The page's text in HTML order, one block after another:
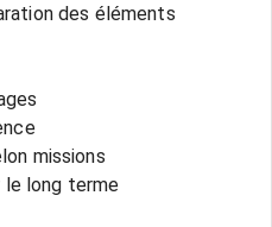
des éléments
missions
le long terme